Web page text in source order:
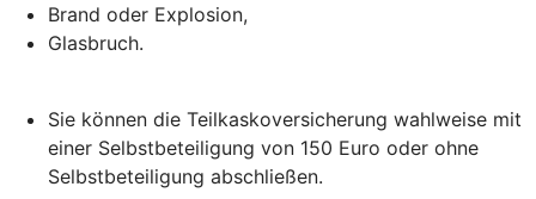
Brand oder Explosion,
Glasbruch.
Sie können die Teilkaskoversicherung wahlweise mit
einer Selbstbeteiligung von 150 Euro oder ohne
Selbstbeteiligung abschließen.